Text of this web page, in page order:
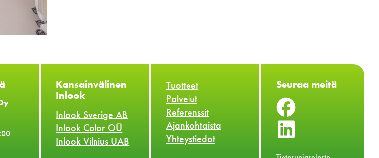
Kansainvälinen
Inlook
Inlook Sverige AB
Inlook Color OÜ
Inlook Vilnius UAB
Tuotteet
Palvelut
Referenssit
Ajankohtaista
Yhteystiedot
Seuraa meitä